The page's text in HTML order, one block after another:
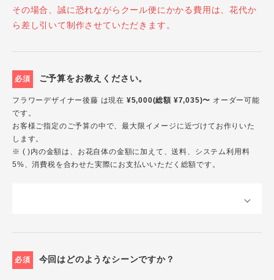
その場合、誠に恐れながらクール便にかかる費用は、花代か
ら差し引いて制作させていただきます。
必須 ご予算をお教えください。
フラワーデザイナー後藤 は現在 ¥5,000(総額 ¥7,035)〜 オーダー可能
です。
お客様ご指定のご予算の中で、最大限イメージに近づけてお作りいた
します。
※ ( )内の金額は、お花自体の金額に加えて、送料、システム利用料
5%、消費税を合わせた実際にお支払いいただく総額です。
必須 今回はどのようなシーンですか？